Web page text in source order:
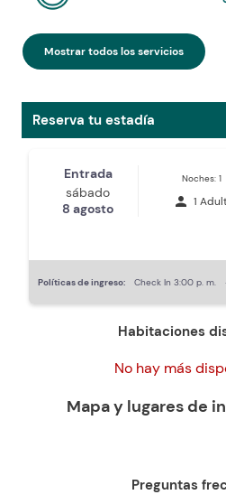
Mostrar todos los servicios
Reserva tu estadía
Entrada
sábado
8 agosto
Noches: 1
person 1
Políticas de ingreso: Check In 3:00 p. m.
Habitaciones
No hay más
Mapa y lugares de
Preguntas